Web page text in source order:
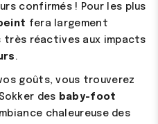
confirmés ! Pour les plus
fera largement
très réactives aux impacts
.
goûts, vous trouverez
des baby-foot
chaleureuse des